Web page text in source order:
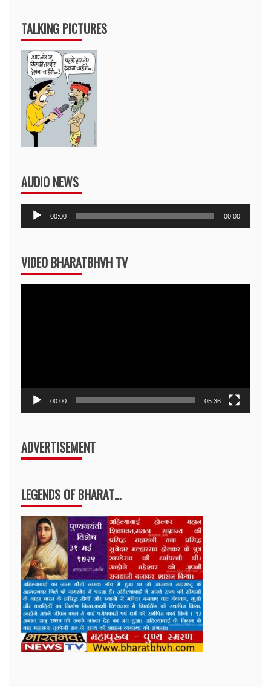
TALKING PICTURES
AUDIO NEWS
Audio
Player
00:00 00:00
VIDEO BHARATBHVH TV
00:00 05:36
ADVERTISEMENT
LEGENDS OF BHARAT…